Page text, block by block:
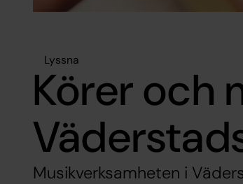
Lyssna
Körer och
Musikverksamheten i